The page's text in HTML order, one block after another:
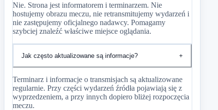
Nie. Strona jest informatorem i terminarzem. Nie
hostujemy obrazu meczu, nie retransmitujemy wydarzeń i
nie zastępujemy oficjalnego nadawcy. Pomagamy
szybciej znaleźć właściwe miejsce oglądania.
Jak często aktualizowane są informacje? +
Terminarz i informacje o transmisjach są aktualizowane
regularnie. Przy części wydarzeń źródła pojawiają się z
wyprzedzeniem, a przy innych dopiero bliżej rozpoczęcia
meczu.